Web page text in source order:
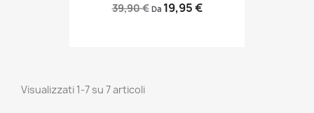
39,90 € Da 19,95 €
Visualizzati 1-7 su 7 articoli